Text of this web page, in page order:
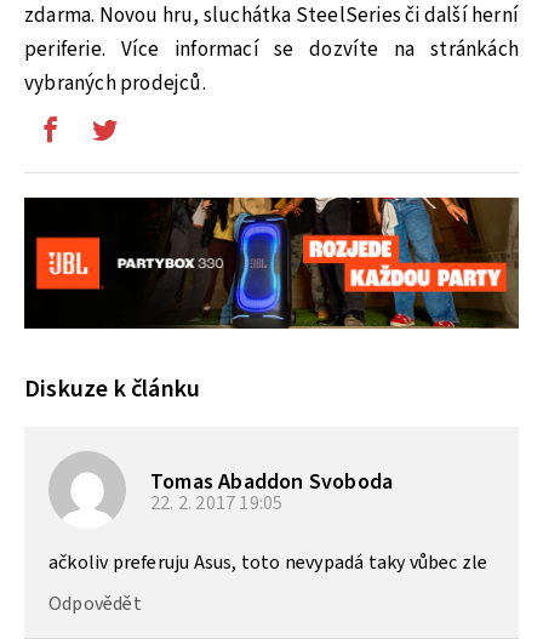
zdarma. Novou hru, sluchátka SteelSeries či další herní
periferie. Více informací se dozvíte na stránkách
vybraných prodejců.
Diskuze k článku
Tomas Abaddon Svoboda
22. 2. 201719:05
ačkoliv preferuju Asus, toto nevypadá taky vůbec zle
Odpovědět